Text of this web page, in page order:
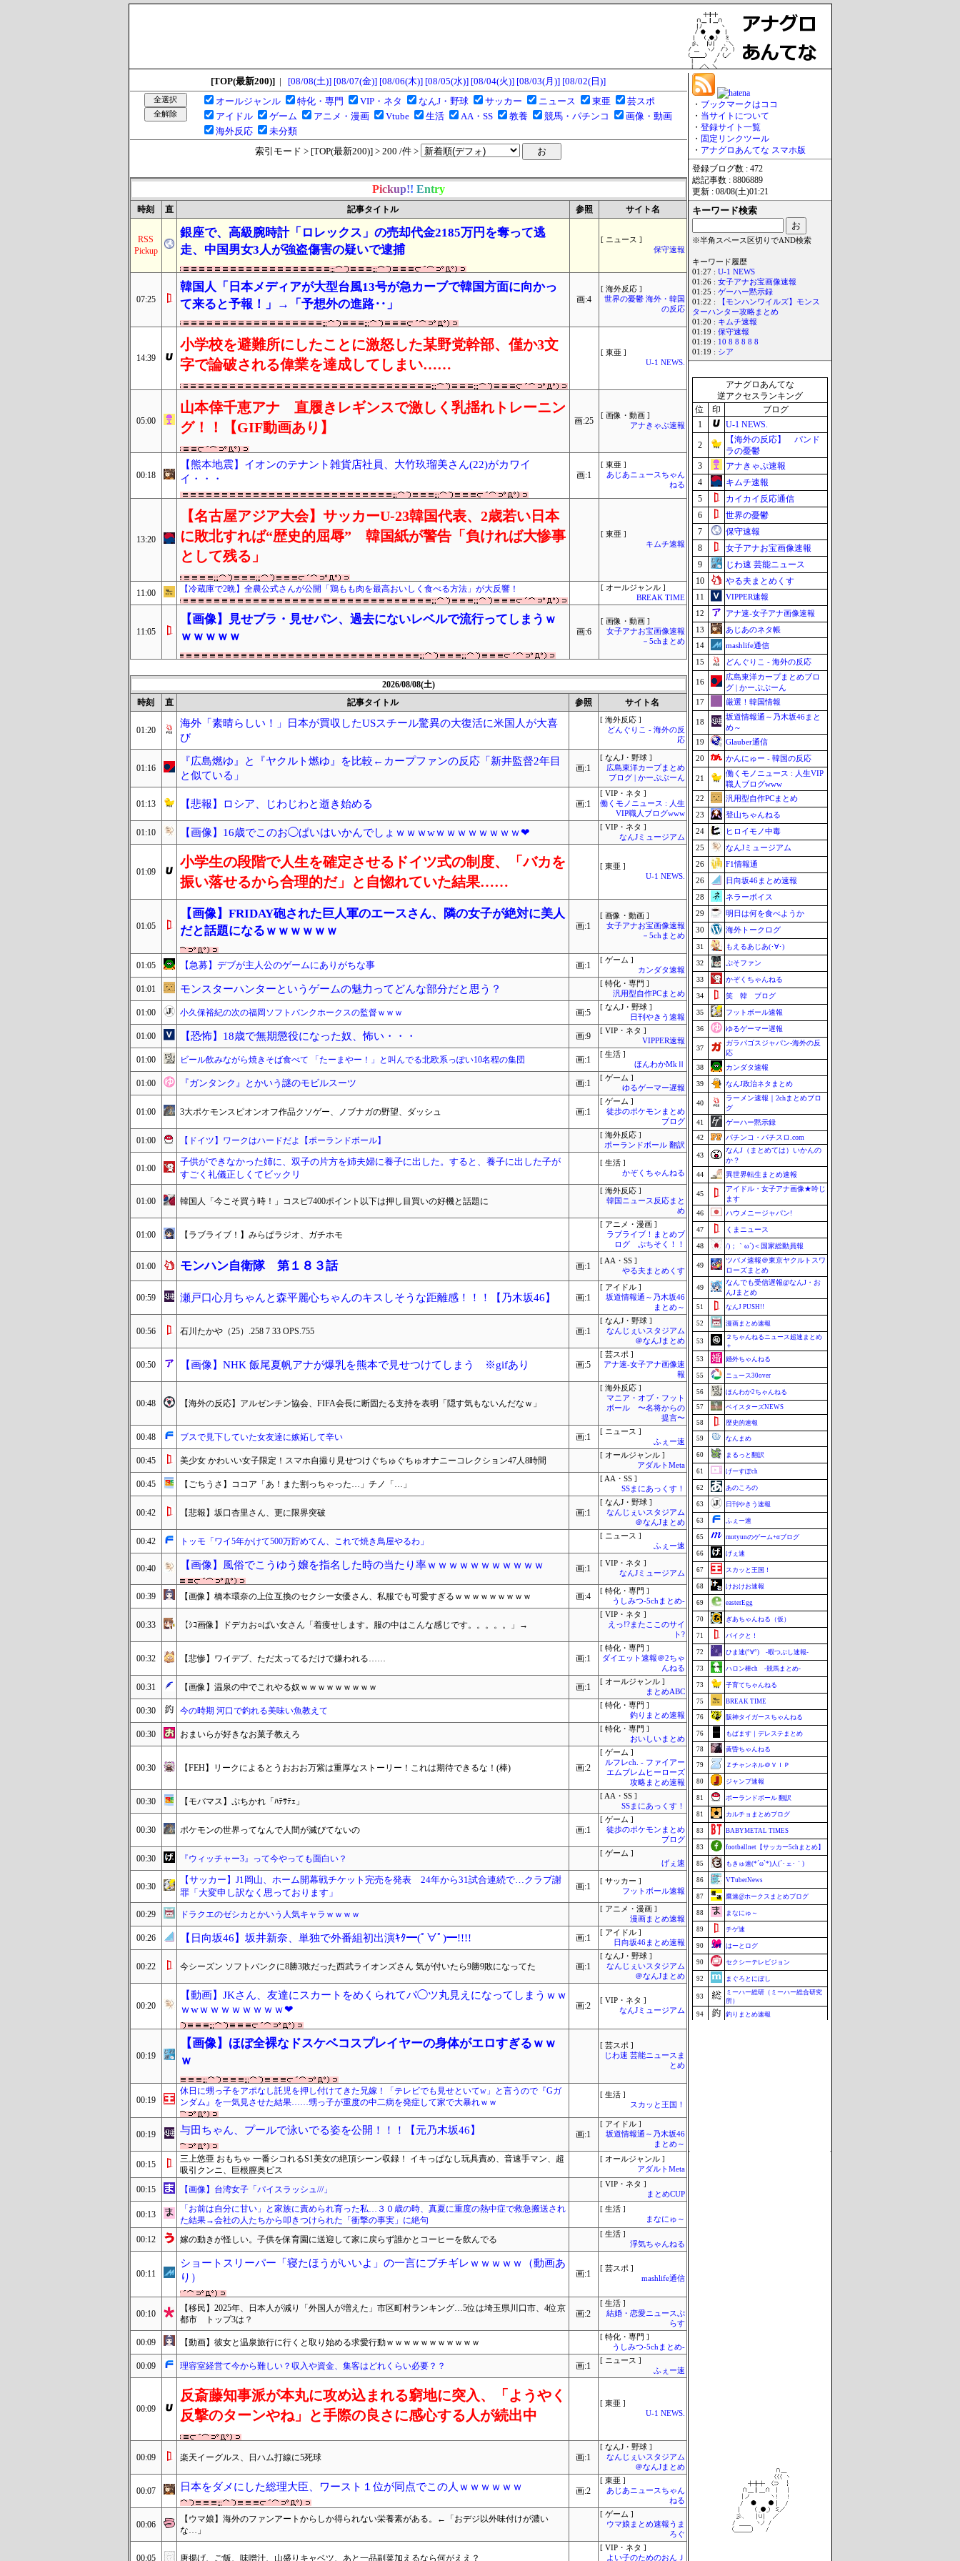
[TOP(最新200)] | [08/08(土)] [08/07(金)] [08/06(木)] [08/05(水)] [08/04(火)] [08/03(月)] [08/02(日)]
オールジャンル
特化・専門 VIP・ネタ なんJ・野球 サッカー ニュース 東亜
芸スポ
アイドル
ゲーム アニメ・漫画 Vtube 生活 AA・SS 教養 競馬・パチンコ
画像・動画
海外反応
未分類
索引モード > [TOP(最新200)] > 200 /件 >
Pickup!! Entry
時刻 直 記事タイトル 参照 サイト名
RSS
Pickup
銀座で、高級腕時計「ロレックス」の売却代金2185万円を奪って逃
走、中国男女3人が強盗傷害の疑いで逮捕
[ ニュース ]
保守速報
07:25
韓国人「日本メディアが大型台風13号が急カーブで韓国方面に向かっ
て来ると予報！」→「予想外の進路‥」
画:4
[ 海外反応 ]
世界の憂鬱 海外・韓国
の反応
14:39
小学校を避難所にしたことに激怒した某野党幹部、僅か3文
字で論破される偉業を達成してしまい……
[ 東亜 ]
U-1 NEWS.
05:00
山本倖千恵アナ 直履きレギンスで激しく乳揺れトレーニン
グ！！【GIF動画あり】
画:25
[ 画像・動画 ]
アナきゃぷ速報
00:18
【熊本地震】イオンのテナント雑貨店社員、大竹玖瑠美さん(22)がカワイ
イ・・・
画:1
[ 東亜 ]
あじあニュースちゃん
ねる
13:20
【名古屋アジア大会】サッカーU-23韓国代表、2歳若い日本
に敗北すれば“歴史的屈辱” 韓国紙が警告「負ければ大惨事
として残る」
[ 東亜 ]
キムチ速報
11:00 【冷蔵庫で2晩】全農公式さんが公開「鶏もも肉を最高おいしく食べる方法」が大反響！
[ オールジャンル ]
BREAK TIME
11:05
【画像】見せブラ・見せパン、過去にないレベルで流行ってしまうｗ
ｗｗｗｗｗ
画:6
[ 画像・動画 ]
女子アナお宝画像速報
－5chまとめ
2026/08/08(土)
時刻
直 記事タイトル 参照 サイト名
01:20
海外「素晴らしい！」日本が買収したUSスチール驚異の大復活に米国人が大喜
び
[ 海外反応 ]
どんぐりこ - 海外の反
応
01:16
『広島燃ゆ』と『ヤクルト燃ゆ』を比較←カープファンの反応「新井監督2年目
と似ている」
画:1
[ なんJ・野球 ]
広島東洋カープまとめ
ブログ | かーぷぶーん
01:13 【悲報】ロシア、じわじわと逝き始める 画:1
[ VIP・ネタ ]
働くモノニュース : 人生
VIP職人ブログwww
01:10 【画像】16歳でこのお◯ぱいはいかんでしょｗｗｗwｗｗｗｗｗｗｗｗ❤
[ VIP・ネタ ]
なんJミュージアム
01:09
小学生の段階で人生を確定させるドイツ式の制度、「バカを
振い落せるから合理的だ」と自惚れていた結果……
[ 東亜 ]
U-1 NEWS.
01:05
【画像】FRIDAY砲された巨人軍のエースさん、隣の女子が絶対に美人
だと話題になるｗｗｗｗｗｗ
画:1
[ 画像・動画 ]
女子アナお宝画像速報
－5chまとめ
01:05 【急募】デブが主人公のゲームにありがちな事 画:1
[ ゲーム ]
カンダタ速報
01:01 モンスターハンターというゲームの魅力ってどんな部分だと思う？
[ 特化・専門 ]
汎用型自作PCまとめ
01:00 小久保裕紀の次の福岡ソフトバンクホークスの監督ｗｗｗ 画:5
[ なんJ・野球 ]
日刊やきう速報
01:00 【恐怖】18歳で無期懲役になった奴、怖い・・・ 画:9
[ VIP・ネタ ]
VIPPER速報
01:00 ビール飲みながら焼きそば食べて 「たーまやー！」と叫んでる北欧系っぽい10名程の集団 画:1
[ 生活 ]
ほんわかMkⅡ
01:00 『ガンタンク』とかいう謎のモビルスーツ 画:1
[ ゲーム ]
ゆるゲーマー遅報
01:00 3大ポケモンスピオンオフ作品クソゲー、ノブナガの野望、ダッシュ 画:1
[ ゲーム ]
徒歩のポケモンまとめ
ブログ
01:00 【ドイツ】ワークはハードだよ【ポーランドボール】
[ 海外反応 ]
ポーランドボール 翻訳
01:00
子供ができなかった姉に、双子の片方を姉夫婦に養子に出した。すると、養子に出した子が
すごく礼儀正しくてビックリ
[ 生活 ]
かぞくちゃんねる
01:00 韓国人「今こそ買う時！」コスピ7400ポイント以下は押し目買いの好機と話題に
[ 海外反応 ]
韓国ニュース反応まと
め
01:00 【ラブライブ！】みらぱラジオ、ガチホモ
[ アニメ・漫画 ]
ラブライブ！まとめブ
ログ ぷちそく！！
01:00 モンハン自衛隊 第１８３話 画:1
[ AA・SS ]
やる夫まとめくす
00:59 瀬戸口心月ちゃんと森平麗心ちゃんのキスしそうな距離感！！！【乃木坂46】 画:1
[ アイドル ]
坂道情報通～乃木坂46
まとめ～
00:56 石川たかや（25）.258 7 33 OPS.755 画:1
[ なんJ・野球 ]
なんじぇいスタジアム
＠なんJまとめ
00:50 【画像】NHK 飯尾夏帆アナが爆乳を熊本で見せつけてしまう ※gifあり 画:5
[ 芸スポ ]
アナ速‐女子アナ画像速
報
00:48 【海外の反応】アルゼンチン協会、FIFA会長に断固たる支持を表明「隠す気もないんだなｗ」
[ 海外反応 ]
マニア・オブ・フット
ボール 〜名将からの
提言〜
00:48 ブスで見下していた女友達に嫉妬して辛い 画:1
[ ニュース ]
ふぇー速
00:45 美少女 かわいい女子限定！スマホ自撮り見せつけぐちゅぐちゅオナニーコレクション47人8時間
[ オールジャンル ]
アダルトMeta
00:45 【ごちうさ】ココア「あ！また割っちゃった…」チノ「…」
[ AA・SS ]
SSまにあっくす！
00:42 【悲報】坂口杏里さん、更に限界突破 画:1
[ なんJ・野球 ]
なんじぇいスタジアム
＠なんJまとめ
00:42 トッモ「ワイ5年かけて500万貯めてん、これで焼き鳥屋やるわ」
[ ニュース ]
ふぇー速
00:40 【画像】風俗でこうゆう嬢を指名した時の当たり率ｗｗｗｗｗｗｗｗｗｗｗ 画:1
[ VIP・ネタ ]
なんJミュージアム
00:39 【画像】橋本環奈の上位互換のセクシー女優さん、私服でも可愛すぎるｗｗｗｗｗｗｗｗｗ 画:4
[ 特化・専門 ]
うしみつ-5chまとめ-
00:33 【ｼｺ画像】ドデカお○ぱい女さん「着痩せします。服の中はこんな感じです。。。。。」→
[ VIP・ネタ ]
えっ!?またここのサイ
ト?
00:32 【悲惨】ワイデブ、ただ太ってるだけで嫌われる…… 画:1
[ 特化・専門 ]
ダイエット速報＠2ちゃ
んねる
00:31 【画像】温泉の中でこれやる奴ｗｗｗｗｗｗｗｗｗ 画:1
[ オールジャンル ]
まとめABC
00:30 今の時期 河口で釣れる美味い魚教えて
[ 特化・専門 ]
釣りまとめ速報
00:30 おまいらが好きなお菓子教えろ
[ 特化・専門 ]
おいしいまとめ
00:30 【FEH】リークによるとうおおお万紫は重厚なストーリー！これは期待できるな！(棒) 画:2
[ ゲーム ]
ルフレch. - ファイアー
エムブレムヒーローズ
攻略まとめ速報
00:30 【モバマス】ぷちかれ「ﾊﾃｻﾃｪ」
[ AA・SS ]
SSまにあっくす！
00:30 ポケモンの世界ってなんで人間が滅びてないの 画:1
[ ゲーム ]
徒歩のポケモンまとめ
ブログ
00:30 『ウィッチャー3』って今やっても面白い？
[ ゲーム ]
げぇ速
00:30
【サッカー】J1岡山、ホーム開幕戦チケット完売を発表 24年から31試合連続で…クラブ謝
罪「大変申し訳なく思っております」
画:1
[ サッカー ]
フットボール速報
00:29 ドラクエのゼシカとかいう人気キャラｗｗｗｗ
[ アニメ・漫画 ]
漫画まとめ速報
00:26 【日向坂46】坂井新奈、単独で外番組初出演ｷﾀ━(ﾟ∀ﾟ)━!!!! 画:1
[ アイドル ]
日向坂46まとめ速報
00:22 今シーズン ソフトバンクに8勝3敗だった西武ライオンズさん 気が付いたら9勝9敗になってた 画:1
[ なんJ・野球 ]
なんじぇいスタジアム
＠なんJまとめ
00:20
【動画】JKさん、友達にスカートをめくられてパ◯ツ丸見えになってしまうｗｗ
ｗwｗｗｗｗｗｗｗｗ❤
画:2
[ VIP・ネタ ]
なんJミュージアム
00:19
【画像】ほぼ全裸なドスケベコスプレイヤーの身体がエロすぎるｗｗ
ｗ
[ 芸スポ ]
じわ速 芸能ニュースま
とめ
00:19
休日に甥っ子をアポなし託児を押し付けてきた兄嫁！「テレビでも見せといてw」と言うので『Gガ
ンダム』を一気見させた結果……甥っ子が重度の中二病を発症して家で大暴れｗｗ
[ 生活 ]
スカッと王国！
00:19 与田ちゃん、プールで泳いでる姿を公開！！！【元乃木坂46】 画:1
[ アイドル ]
坂道情報通～乃木坂46
まとめ～
00:15
三上悠亜 おもちゃ 一番シコれるS1美女の絶頂シーン収録！ イキっぱなし玩具責め、音速手マン、超
吸引クンニ、巨根膣奥ピス
[ オールジャンル ]
アダルトMeta
00:15 【画像】台湾女子「パイスラッシュ///」
[ VIP・ネタ ]
まとめCUP
00:13
「お前は自分に甘い」と家族に責められ育った私…３０歳の時、真夏に重度の熱中症で救急搬送され
た結果→会社の人たちから叩きつけられた「衝撃の事実」に絶句
[ 生活 ]
まなにゅ～
00:12 嫁の動きが怪しい。子供を保育園に送迎して家に戻らず誰かとコーヒーを飲んでる
[ 生活 ]
浮気ちゃんねる
00:11
ショートスリーパー「寝たほうがいいよ」の一言にブチギレｗｗｗｗｗ（動画あ
り）
画:1
[ 芸スポ ]
mashlife通信
00:10
【移民】2025年、日本人が減り「外国人が増えた」市区町村ランキング…5位は埼玉県川口市、4位京
都市 トップ3は？
画:2
[ 生活 ]
結婚・恋愛ニュースぷ
らす
00:09 【動画】彼女と温泉旅行に行くと取り始める求愛行動ｗｗｗｗｗｗｗｗｗｗｗ
[ 特化・専門 ]
うしみつ-5chまとめ-
00:09 理容室経営て今から難しい？収入や資金、集客はどれくらい必要？？ 画:1
[ ニュース ]
ふぇー速
00:09
反斎藤知事派が本丸に攻め込まれる窮地に突入、「ようやく
反撃のターンやね」と手際の良さに感心する人が続出中
[ 東亜 ]
U-1 NEWS.
00:09 楽天イーグルス、日ハム打線に5死球 画:1
[ なんJ・野球 ]
なんじぇいスタジアム
＠なんJまとめ
00:07 日本をダメにした総理大臣、ワースト１位が同点でこの人ｗｗｗｗｗｗ 画:2
[ 東亜 ]
あじあニュースちゃん
ねる
00:06
【ウマ娘】海外のファンアートからしか得られない栄養素がある。←「おデジ以外味付けが濃い
な…」
[ ゲーム ]
ウマ娘まとめ速報うま
ろぐ
00:05 唐揚げ、ご飯、味噌汁、山盛りキャベツ、あと一品副菜加えるなら何がええ？
[ VIP・ネタ ]
よい子のためのおんＪ
・ ブックマークはココ
・ 当サイトについて
・ 登録サイト一覧
・ 固定リンクツール
・ アナグロあんてな スマホ版
登録ブログ数 : 472
総記事数 : 8806889
更新 : 08/08(土)01:21
キーワード検索
※半角スペース区切りでAND検索
キーワード履歴
01:27 : U-1 NEWS
01:26 : 女子アナお宝画像速報
01:25 : ゲーハー黙示録
01:22 :
【モンハンワイルズ】モンス
ターハンター攻略まとめ
01:20 : キムチ速報
01:19 : 保守速報
01:19 : 10 8 8 8 8 8
01:19 : シア
アナグロあんてな
逆アクセスランキング
位
印
ブログ
1
U-1 NEWS.
2
【海外の反応】 パンド
ラの憂鬱
3
アナきゃぷ速報
4
キムチ速報
5
カイカイ反応通信
6
世界の憂鬱
7
保守速報
8
女子アナお宝画像速報
9
じわ速 芸能ニュース
10
やる夫まとめくす
11
VIPPER速報
12
アナ速‐女子アナ画像速報
13
あじあのネタ帳
14
mashlife通信
15
どんぐりこ - 海外の反応
16
広島東洋カープまとめブロ
グ | かーぷぶーん
17
厳選！韓国情報
18
坂道情報通～乃木坂46まと
め～
19
Glauber通信
20
かんにゅー - 韓国の反応
21
働くモノニュース : 人生VIP
職人ブログwww
22
汎用型自作PCまとめ
23
登山ちゃんねる
24
ヒロイモノ中毒
25
なんJミュージアム
26
F1情報通
26
日向坂46まとめ速報
28
ネラーボイス
29
明日は何を食べようか
30
海外トークログ
31 もえるあじあ(･∀･)
32 ぷそファン
33 かぞくちゃんねる
34 笑 韓 ブログ
35 フットボール速報
36 ゆるゲーマー遅報
37
ガラパゴスジャパン-海外の反
応
38
カンダタ速報
39 なんJ政治ネタまとめ
40
ラーメン速報｜2chまとめブロ
グ
41
ゲーハー黙示録
42
パチンコ・パチスロ.com
43
なんJ（まとめては）いかんの
か？
44
異世界転生まとめ速報
45
アイドル・女子アナ画像★吟じ
ます
46
ハウメニージャパン!
47 くまニュース
48 /)；｀ω´)＜国家総動員報
49
ツバメ速報＠東京ヤクルトスワ
ローズまとめ
49
なんでも受信遅報@なんJ・お
んJまとめ
51 なんJ PUSH!!
52 漫画まとめ速報
53
２ちゃんねるニュース超速まとめ
＋
53
婚外ちゃんねる
55 ニュース30over
56 ほんわか2ちゃんねる
57 ベイスターズNEWS
58 歴史的速報
59 なんまめ
60 まるっと翻訳
61 げーすぽch
62 あのころの
63 日刊やきう速報
63 ふぇー速
65 mutyunのゲーム+αブログ
66 げぇ速
67 スカッと王国！
68 けおけお速報
69 easterEgg
70 ぎあちゃんねる（仮）
71 バイクと！
72 ひま速(°∀°) -暇つぶし速報-
73 ハロン棒ch -競馬まとめ-
73 子育てちゃんねる
75 BREAK TIME
76 阪神タイガースちゃんねる
76 もばます｜デレステまとめ
78 黄昏ちゃんねる
79 Ｚチャンネル＠ＶＩＰ
80 ジャンプ速報
81 ポーランドボール 翻訳
81 カルチョまとめブログ
83 BABYMETAL TIMES
83 footballnet【サッカー5chまとめ】
85 もきゅ速(*´ω`*)人(´･ェ･｀)
86 VTuberNews
87 鷹速@ホークスまとめブログ
88 まなにゅ～
89 チゲ速
90 はーとログ
90 セクシーテレビジョン
92 まぐろとにぼし
93
ミーハー総研（ミーハー総合研究
所）
94
釣りまとめ速報